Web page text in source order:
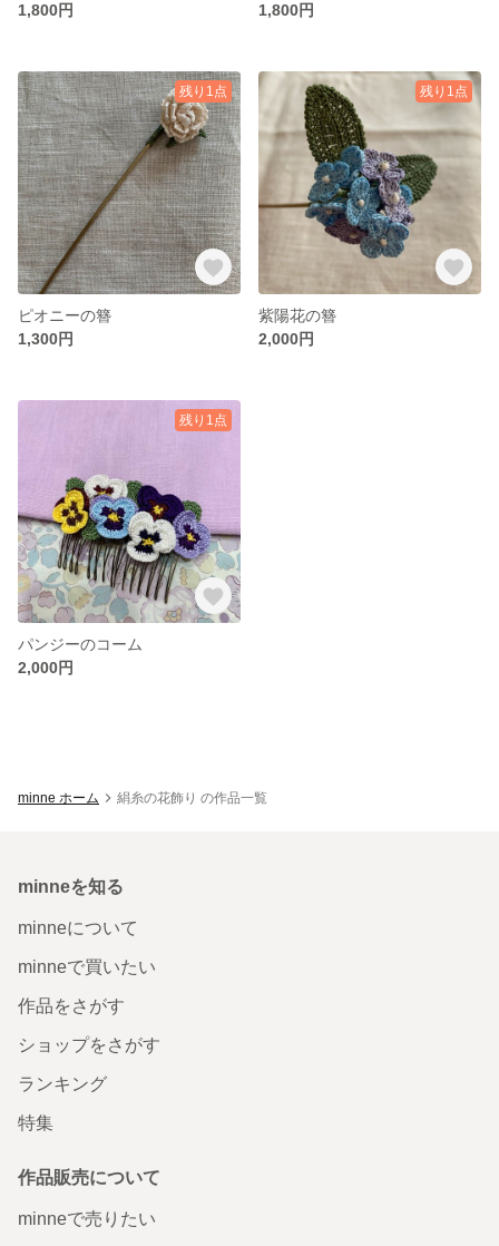
1,800円 1,800円
残り1点
ピオニーの簪
1,300円
残り1点
紫陽花の簪
2,000円
残り1点
パンジーのコーム
2,000円
minne ホーム 絹糸の花飾り の作品一覧
minneを知る
minneについて
minneで買いたい
作品をさがす
ショップをさがす
ランキング
特集
作品販売について
minneで売りたい